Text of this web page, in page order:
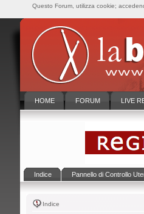
HOME FORUM LIVE
Indice Pannello di Controllo
Indice
Questo Forum, utilizza cookie;